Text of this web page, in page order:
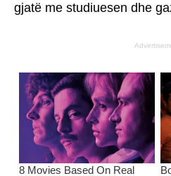
gjatë me studiuesen dhe